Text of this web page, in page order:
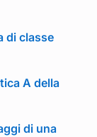
di classe
A della
di una